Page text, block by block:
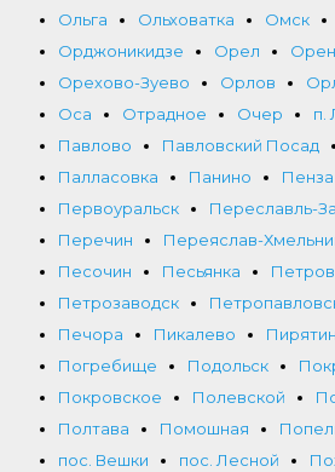
Ольга
Ольховатка Омск
Орджоникидзе
Орел
Орехово-Зуево
Орлов
Оса
Отрадное Очер
п.
Павлово
Павловский Посад
Палласовка
Панино Пенза
Первоуральск
Переславль-
Перечин
Переяслав-
Песочин
Песьянка
Петрозаводск
Печора
Пикалево Пирятин
Погребище
Подольск
Покровское
Полевской
Полтава
Помошная
пос. Вешки
пос. Лесной